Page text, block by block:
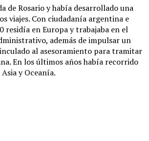
de Rosario y había desarrollado una
viajes. Con ciudadanía argentina e
residía en Europa y trabajaba en el
además de impulsar un
al asesoramiento para tramitar
En los últimos años había recorrido
y Oceanía.